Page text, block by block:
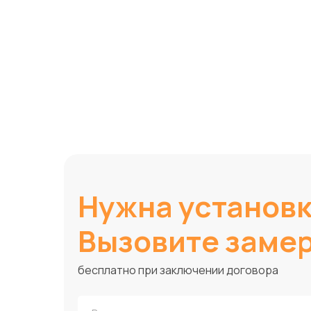
Нужна
Вызовите
бесплатно при заключении договора